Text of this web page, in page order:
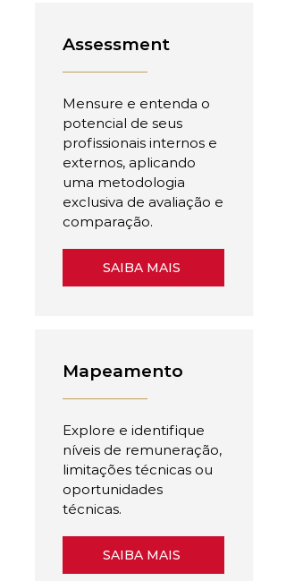
Assessment
Mensure e entenda o
potencial de seus
profissionais internos e
externos, aplicando
uma metodologia
exclusiva de avaliação e
comparação.
SAIBA MAIS
Mapeamento
Explore e identifique
níveis de remuneração,
limitações técnicas ou
oportunidades
técnicas.
SAIBA MAIS